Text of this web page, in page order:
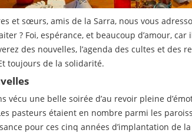
et sœurs, amis de la Sarra, nous vous
? Foi, espérance, et beaucoup d’amour,
des nouvelles, l’agenda des cultes et des
toujours de la solidarité.
vécu une belle soirée d’au revoir pleine
pasteurs étaient en nombre parmi les
pour ces cinq années d’implantation de